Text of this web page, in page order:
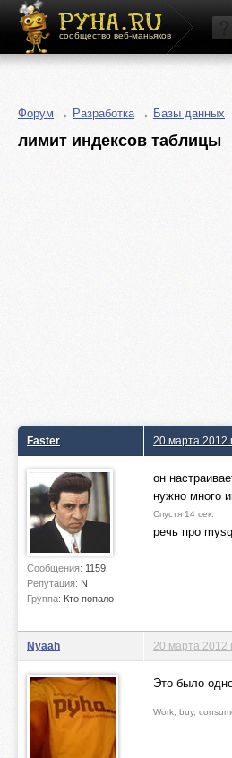
сообщество веб-маньяков
Форум → Разработка→ Базы данных
лимит индексов таблицы
Faster
Сообщения: 1159
Репутация: N
Группа: Кто попало
20 марта 2012
он
нужно много
Спустя 14 сек.
речь про mysql
Nyaah 20 марта 2012
Это было
Work, buy,